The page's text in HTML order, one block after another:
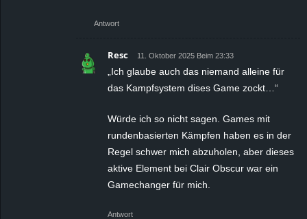
Antwort
Resc 11. Oktober 2025 Beim 23:33
„Ich glaube auch das niemand alleine für
das Kampfsystem dises Game zockt…“
Würde ich so nicht sagen. Games mit
rundenbasierten Kämpfen haben es in der
Regel schwer mich abzuholen, aber dieses
aktive Element bei Clair Obscur war ein
Gamechanger für mich.
Antwort